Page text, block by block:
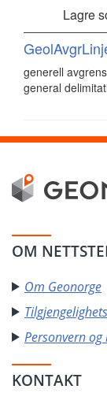
Lagre
generell
general